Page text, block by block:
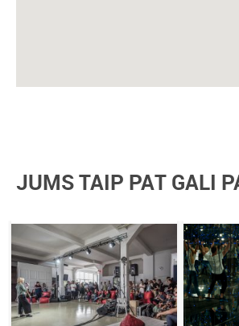
JUMS TAIP PAT GALI